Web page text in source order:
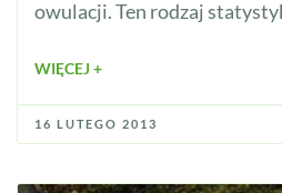
owulacji. Ten rodzaj
WIĘCEJ +
16 LUTEGO 2013